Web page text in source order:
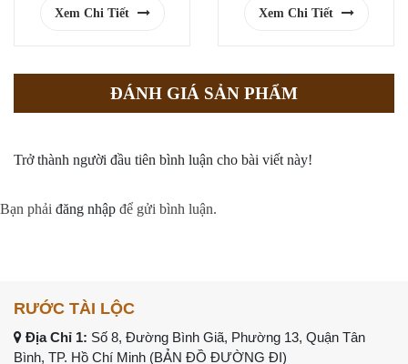
Xem Chi Tiết Xem Chi Tiết
ĐÁNH GIÁ SẢN PHẨM
Trở thành người đầu tiên bình luận cho bài viết này!
Bạn phải đăng nhập để gửi bình luận.
RƯỚC TÀI LỘC
Địa Chỉ 1: Số 8, Đường Bình Giã, Phường 13, Quận Tân
Bình, TP. Hồ Chí Minh (BẢN ĐỒ ĐƯỜNG ĐI)